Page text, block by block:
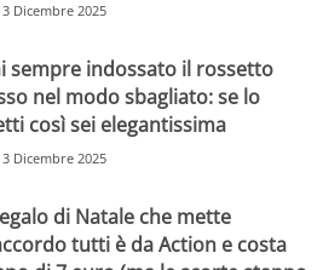
Dicembre 2025
sempre indossato il rossetto
nel modo sbagliato: se lo
così sei elegantissima
Dicembre 2025
di Natale che mette
tutti è da Action e costa